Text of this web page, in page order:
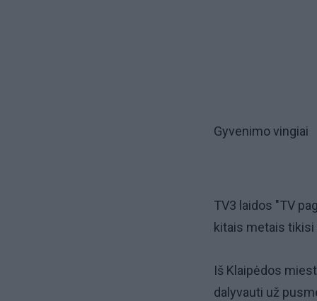
Gyvenimo vingiai
TV3 laidos "TV
kitais metais
Iš Klaipėdos
dalyvauti už